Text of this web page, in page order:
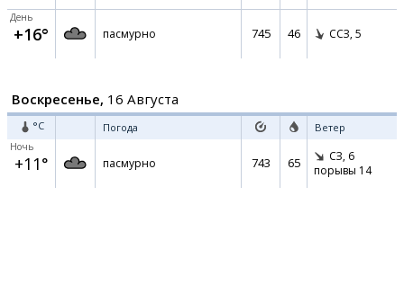
День
+16° пасмурно 745 46 ССЗ, 5
Воскресенье, 16 Августа
°C Погода Ветер
Ночь
+11° пасмурно 743 65 СЗ, 6
порывы 14